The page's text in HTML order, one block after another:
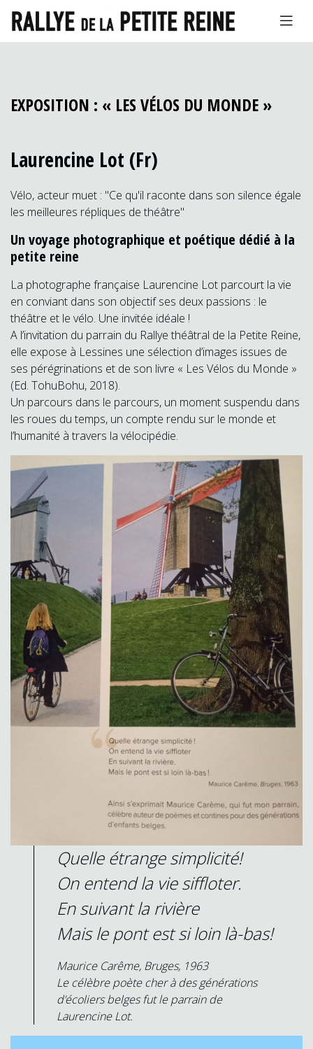
EXPOSITION : « LES VÉLOS DU MONDE »
Laurencine Lot (Fr)
Vélo, acteur muet : "Ce qu'il raconte dans son silence égale
les meilleures répliques de théâtre"
Un voyage photographique et poétique dédié à la
petite reine
La photographe française Laurencine Lot parcourt la vie
en conviant dans son objectif ses deux passions : le
théâtre et le vélo. Une invitée idéale !
A l’invitation du parrain du Rallye théâtral de la Petite Reine,
elle expose à Lessines une sélection d’images issues de
ses pérégrinations et de son livre « Les Vélos du Monde »
(Ed. TohuBohu, 2018).
Un parcours dans le parcours, un moment suspendu dans
les roues du temps, un compte rendu sur le monde et
l’humanité à travers la vélocipédie.
Quelle étrange simplicité!
On entend la vie siffloter.
En suivant la rivière
Mais le pont est si loin là-bas!
Maurice Carême, Bruges, 1963
Le célèbre poète cher à des générations
d’écoliers belges fut le parrain de
Laurencine Lot.